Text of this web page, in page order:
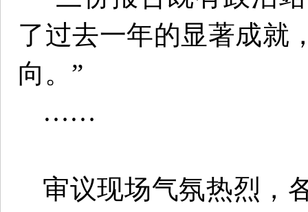
了过去一年的显著成就
向。”
……
审议现场气氛热烈，